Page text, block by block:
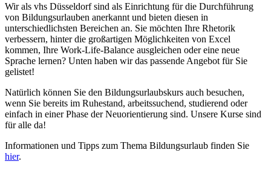
Wir als vhs Düsseldorf sind als Einrichtung für die Durchführung
von Bildungsurlauben anerkannt und bieten diesen in
unterschiedlichsten Bereichen an. Sie möchten Ihre Rhetorik
verbessern, hinter die großartigen Möglichkeiten von Excel
kommen, Ihre Work-Life-Balance ausgleichen oder eine neue
Sprache lernen? Unten haben wir das passende Angebot für Sie
gelistet!
Natürlich können Sie den Bildungsurlaubskurs auch besuchen,
wenn Sie bereits im Ruhestand, arbeitssuchend, studierend oder
einfach in einer Phase der Neuorientierung sind. Unsere Kurse sind
für alle da!
Informationen und Tipps zum Thema Bildungsurlaub finden Sie
hier.